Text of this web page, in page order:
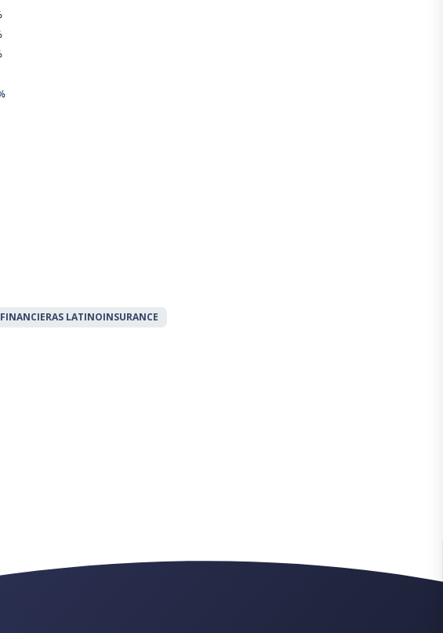
FINANCIERAS LATINOINSURANCE